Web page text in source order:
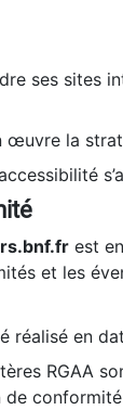
ses sites
œuvre la
est
et les
réalisé en
RGAA
de